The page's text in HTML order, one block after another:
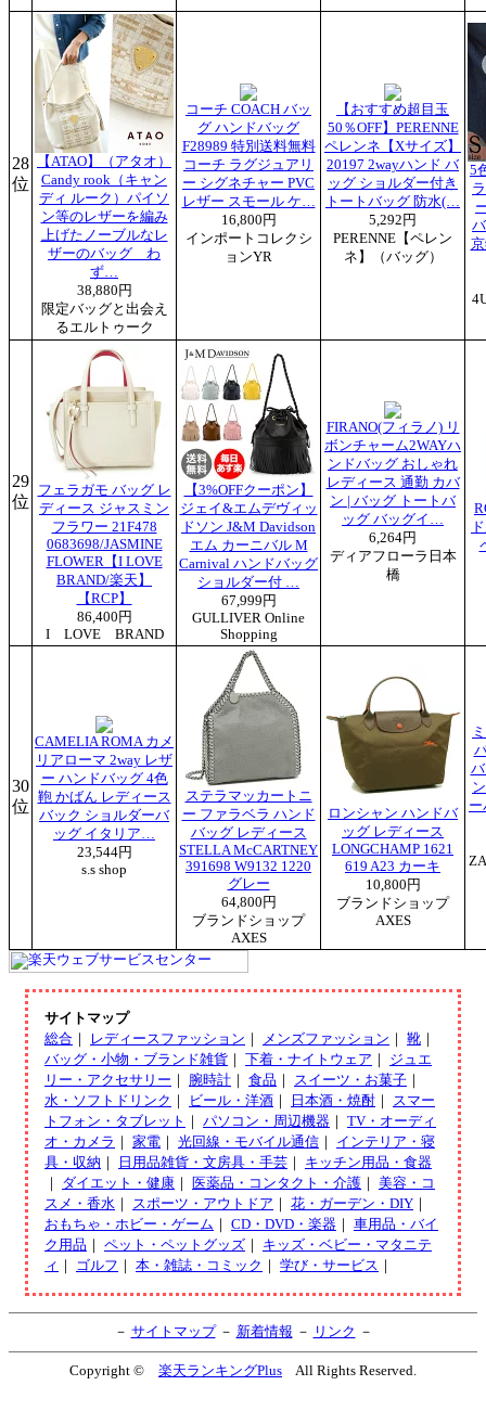
28
位
【ATAO】（アタオ）
Candy rook（キャン
ディ ルーク）パイソ
ン等のレザーを編み
上げたノーブルなレ
ザーのバッグ わ
ず…
38,880円
限定バッグと出会え
るエルトゥーク
コーチ COACH バッ
グ ハンドバッグ
F28989 特別送料無料
コーチ ラグジュアリ
ー シグネチャー PVC
レザー スモール ケ…
16,800円
インポートコレクシ
ョンYR
【おすすめ超目玉
50％OFF】PERENNE
ペレンネ【Xサイズ】
20197 2wayハンド バ
ッグ ショルダー付き
トートバッグ 防水(…
5,292円
PERENNE【ペレン
ネ】（バッグ）
5
29
位
フェラガモ バッグ レ
ディース ジャスミン
フラワー 21F478
0683698/JASMINE
FLOWER【I LOVE
BRAND/楽天】
【RCP】
86,400円
I LOVE BRAND
【3%OFFクーポン】
ジェイ&エムデヴィッ
ドソン J&M Davidson
エム カーニバル M
Carnival ハンドバッグ
ショルダー付 …
67,999円
GULLIVER Online
Shopping
FIRANO(フィラノ) リ
ボンチャーム2WAYハ
ンドバッグ おしゃれ
レディース 通勤 カバ
ン | バッグ トートバ
ッグ バッグイ…
6,264円
ディアフローラ日本
橋
30
位
CAMELIA ROMA カメ
リアローマ 2way レザ
ー ハンドバッグ 4色
鞄 かばん レディース
バック ショルダーバ
ッグ イタリア…
23,544円
s.s shop
ステラマッカートニ
ー ファラベラ ハンド
バッグ レディース
STELLA McCARTNEY
391698 W9132 1220
グレー
64,800円
ブランドショップ
AXES
ロンシャン ハンドバ
ッグ レディース
LONGCHAMP 1621
619 A23 カーキ
10,800円
ブランドショップ
AXES
ー
サイトマップ
総合 ｜ レディースファッション ｜ メンズファッション ｜ 靴 ｜
バッグ・小物・ブランド雑貨 ｜ 下着・ナイトウェア ｜ ジュエ
リー・アクセサリー ｜ 腕時計 ｜ 食品 ｜ スイーツ・お菓子 ｜
水・ソフトドリンク ｜ ビール・洋酒 ｜ 日本酒・焼酎 ｜ スマー
トフォン・タブレット
｜ パソコン・周辺機器 ｜ TV・オーディ
オ・カメラ ｜ 家電 ｜ 光回線・モバイル通信 ｜ インテリア・寝
具・収納 ｜ 日用品雑貨・文房具・手芸 ｜ キッチン用品・食器
｜ ダイエット・健康 ｜ 医薬品・コンタクト・介護 ｜ 美容・コ
スメ・香水 ｜ スポーツ・アウトドア ｜ 花・ガーデン・DIY ｜
おもちゃ・ホビー・ゲーム ｜ CD・DVD・楽器 ｜ 車用品・バイ
ク用品 ｜ ペット・ペットグッズ ｜ キッズ・ベビー・マタニテ
ィ ｜ ゴルフ ｜ 本・雑誌・コミック ｜ 学び・サービス ｜
－ サイトマップ－ 新着情報 － リンク －
Copyright © 楽天ランキングPlus All Rights Reserved.